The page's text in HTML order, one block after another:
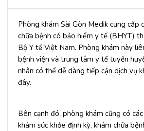
Phòng khám Sài Gòn Medik cung cấp
chữa bệnh có bảo hiểm y tế (BHYT)
Bộ Y tế Việt Nam. Phòng khám này
bệnh viện và trung tâm y tế tuyến
nhân có thể dễ dàng tiếp cận dịch vụ
đây.
Bên cạnh đó, phòng khám cũng có
khám sức khỏe định kỳ, khám chữa